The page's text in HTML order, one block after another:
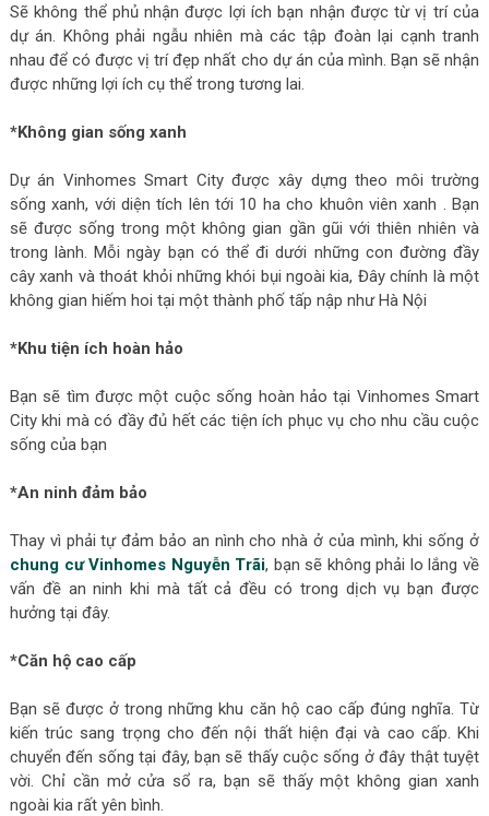
Sẽ không thể phủ nhận được lợi ích bạn nhận được từ vị trí của
dự án. Không phải ngẫu nhiên mà các tập đoàn lại cạnh tranh
nhau để có được vị trí đẹp nhất cho dự án của mình. Bạn sẽ nhận
được những lợi ích cụ thể trong tương lai.
*Không gian sống xanh
Dự án Vinhomes Smart City được xây dựng theo môi trường
sống xanh, với diện tích lên tới 10 ha cho khuôn viên xanh . Bạn
sẽ được sống trong một không gian gần gũi với thiên nhiên và
trong lành. Mỗi ngày bạn có thể đi dưới những con đường đầy
cây xanh và thoát khỏi những khói bụi ngoài kia, Đây chính là một
không gian hiếm hoi tại một thành phố tấp nập như Hà Nội
*Khu tiện ích hoàn hảo
Bạn sẽ tìm được một cuộc sống hoàn hảo tại Vinhomes Smart
City khi mà có đầy đủ hết các tiện ích phục vụ cho nhu cầu cuộc
sống của bạn
*An ninh đảm bảo
Thay vì phải tự đảm bảo an nình cho nhà ở của mình, khi sống ở
chung cư Vinhomes Nguyễn Trãi, bạn sẽ không phải lo lắng về
vấn đề an ninh khi mà tất cả đều có trong dịch vụ bạn được
hưởng tại đây.
*Căn hộ cao cấp
Bạn sẽ được ở trong những khu căn hộ cao cấp đúng nghĩa. Từ
kiến trúc sang trọng cho đến nội thất hiện đại và cao cấp. Khi
chuyển đến sống tại đây, bạn sẽ thấy cuộc sống ở đây thật tuyệt
vời. Chỉ cần mở cửa sổ ra, bạn sẽ thấy một không gian xanh
ngoài kia rất yên bình.